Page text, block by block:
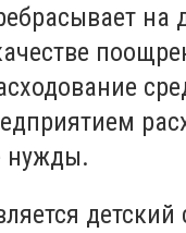
на
нужды.
детский